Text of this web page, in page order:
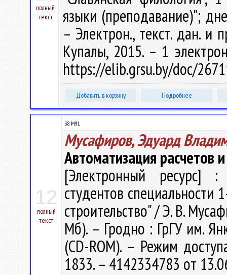
полный
текст
языки (преподавание)";
– Электрон., текст. дан. и
Купалы, 2015. – 1
https://elib.grsu.by/doc/
Добавить в корзину Подробнее
12
полный
текст
38 М91
Мусафиров, Эдуард
Автоматизация расчетов
[Электронный ресурс] :
студентов
строительство" / Э. В.
Мб). – Гродно : ГрГУ им.
(CD-ROM). – Режим
1833. – 4142334783 от